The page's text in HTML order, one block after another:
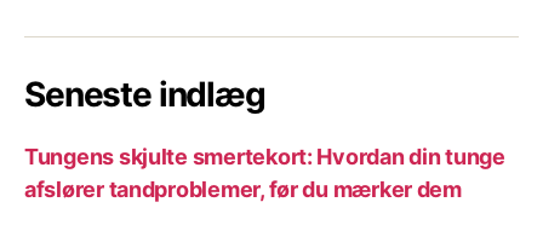
Seneste indlæg
Tungens skjulte smertekort: Hvordan din tunge
afslører tandproblemer, før du mærker dem